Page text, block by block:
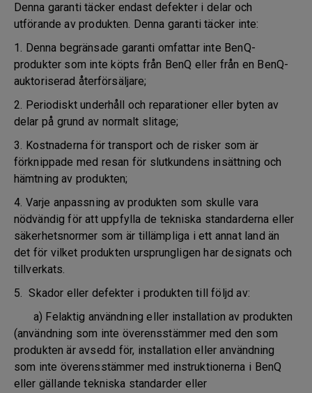
Denna garanti täcker endast defekter i delar och
utförande av produkten. Denna garanti täcker inte:
1. Denna begränsade garanti omfattar inte BenQ-
produkter som inte köpts från BenQ eller från en BenQ-
auktoriserad återförsäljare;
2. Periodiskt underhåll och reparationer eller byten av
delar på grund av normalt slitage;
3. Kostnaderna för transport och de risker som är
förknippade med resan för slutkundens insättning och
hämtning av produkten;
4. Varje anpassning av produkten som skulle vara
nödvändig för att uppfylla de tekniska standarderna eller
säkerhetsnormer som är tillämpliga i ett annat land än
det för vilket produkten ursprungligen har designats och
tillverkats.
5. Skador eller defekter i produkten till följd av:
a) Felaktig användning eller installation av produkten
(användning som inte överensstämmer med den som
produkten är avsedd för, installation eller användning
som inte överensstämmer med instruktionerna i BenQ
eller gällande tekniska standarder eller